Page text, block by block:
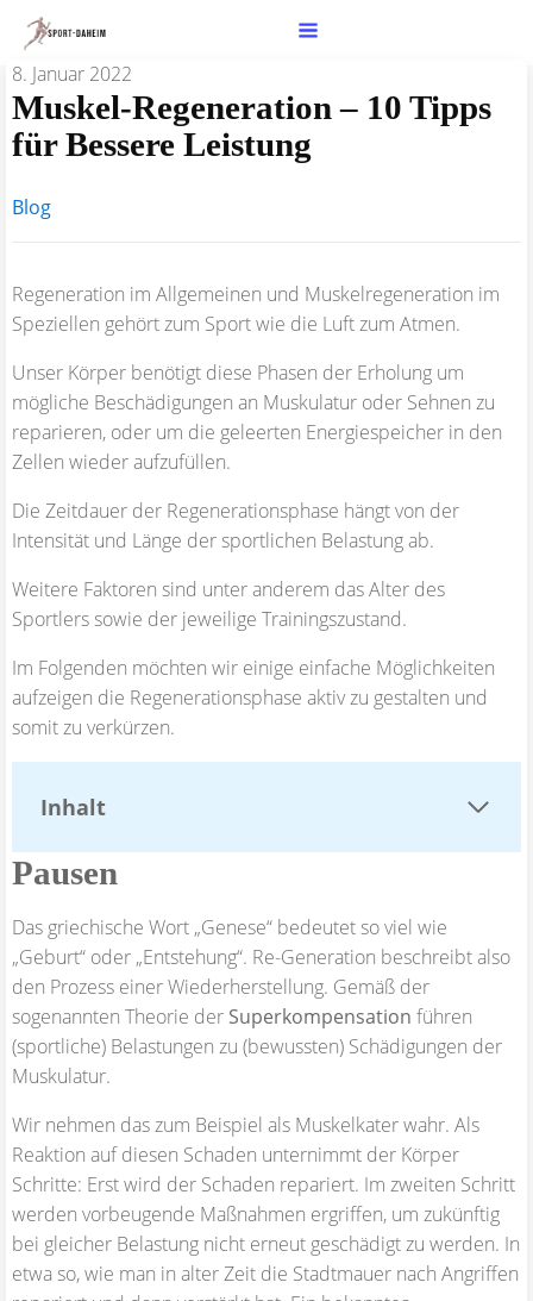
8. Januar 2022
Muskel-Regeneration – 10 Tipps
für Bessere Leistung
Blog
Regeneration im Allgemeinen und Muskelregeneration im
Speziellen gehört zum Sport wie die Luft zum Atmen.
Unser Körper benötigt diese Phasen der Erholung um
mögliche Beschädigungen an Muskulatur oder Sehnen zu
reparieren, oder um die geleerten Energiespeicher in den
Zellen wieder aufzufüllen.
Die Zeitdauer der Regenerationsphase hängt von der
Intensität und Länge der sportlichen Belastung ab.
Weitere Faktoren sind unter anderem das Alter des
Sportlers sowie der jeweilige Trainingszustand.
Im Folgenden möchten wir einige einfache Möglichkeiten
aufzeigen die Regenerationsphase aktiv zu gestalten und
somit zu verkürzen.
Inhalt
Pausen
Das griechische Wort „Genese“ bedeutet so viel wie
„Geburt“ oder „Entstehung“. Re-Generation beschreibt also
den Prozess einer Wiederherstellung. Gemäß der
sogenannten Theorie der Superkompensation führen
(sportliche) Belastungen zu (bewussten) Schädigungen der
Muskulatur.
Wir nehmen das zum Beispiel als Muskelkater wahr. Als
Reaktion auf diesen Schaden unternimmt der Körper
Schritte: Erst wird der Schaden repariert. Im zweiten Schritt
werden vorbeugende Maßnahmen ergriffen, um zukünftig
bei gleicher Belastung nicht erneut geschädigt zu werden. In
etwa so, wie man in alter Zeit die Stadtmauer nach Angriffen